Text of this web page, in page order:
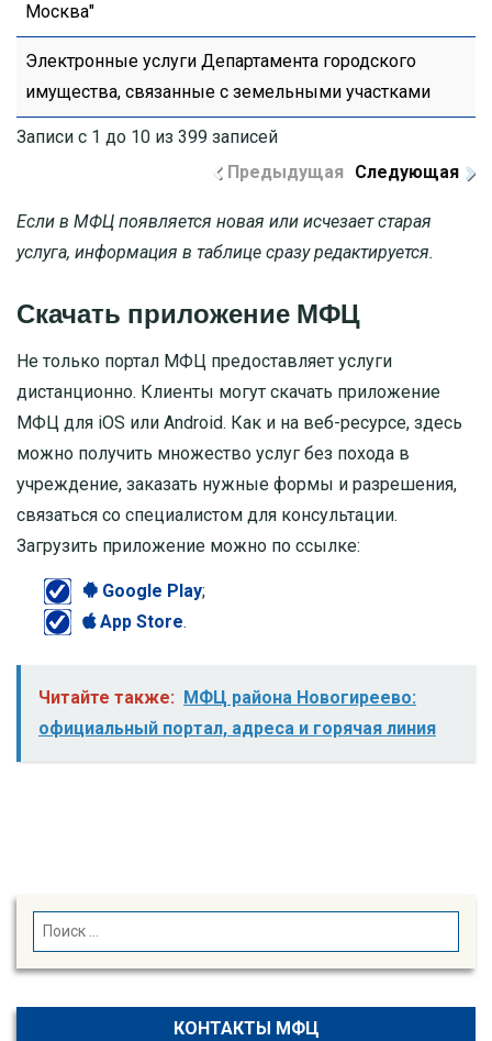
Москва"
Электронные услуги Департамента городского
имущества, связанные с земельными участками
Записи с 1 до 10 из 399 записей
Предыдущая Следующая
Если в МФЦ появляется новая или исчезает старая
услуга, информация в таблице сразу редактируется.
Скачать приложение МФЦ
Не только портал МФЦ предоставляет услуги
дистанционно. Клиенты могут скачать приложение
МФЦ для iOS или Android. Как и на веб-ресурсе, здесь
можно получить множество услуг без похода в
учреждение, заказать нужные формы и разрешения,
связаться со специалистом для консультации.
Загрузить приложение можно по ссылке:
Google Play;
App Store.
Читайте также:
МФЦ района Новогиреево:
официальный портал, адреса и горячая линия
Search
for:
SEARCH
КОНТАКТЫ МФЦ